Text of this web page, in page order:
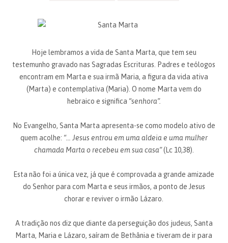
Hoje lembramos a vida de Santa Marta, que tem seu
testemunho gravado nas Sagradas Escrituras. Padres e teólogos
encontram em Marta e sua irmã Maria, a figura da vida ativa
(Marta) e contemplativa (Maria). O nome Marta vem do
hebraico e significa “senhora”.
No Evangelho, Santa Marta apresenta-se como modelo ativo de
quem acolhe: “… Jesus entrou em uma aldeia e uma mulher
chamada Marta o recebeu em sua casa”(Lc 10,38).
Esta não foi a única vez, já que é comprovada a grande amizade
do Senhor para com Marta e seus irmãos, a ponto de Jesus
chorar e reviver o irmão Lázaro.
A tradição nos diz que diante da perseguição dos judeus, Santa
Marta, Maria e Lázaro, saíram de Bethânia e tiveram de ir para